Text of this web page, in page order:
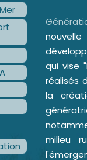
qui vise
réalisés
la
milieu